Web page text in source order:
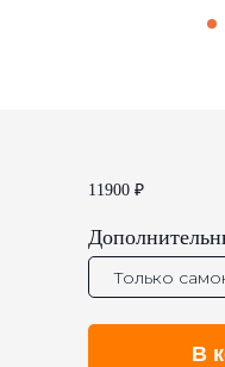
11900 ₽
В